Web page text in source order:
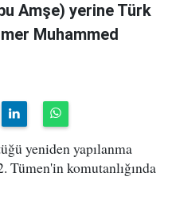
Amşe) yerine Türk
Muhammed
yeniden yapılanma
Tümen'in komutanlığında